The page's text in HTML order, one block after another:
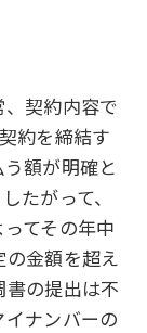
契約内容で
約を締結す
額が明確と
たがって、
てその年中
金額を超え
の提出は不
ナンバーの